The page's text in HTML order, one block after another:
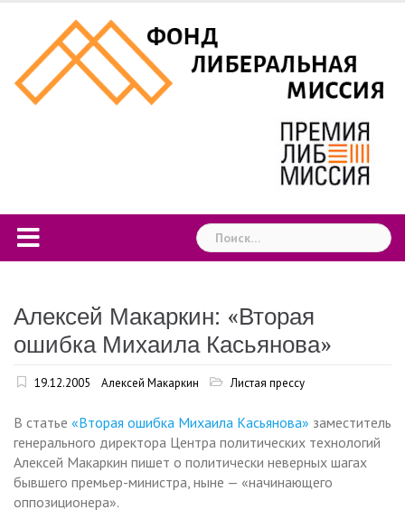
content
Найти:
Алексей Макаркин: «Вторая
ошибка Михаила Касьянова»
19.12.2005 Алексей Макаркин Листая прессу
В статье «Вторая ошибка Михаила Касьянова» заместитель
генерального директора Центра политических технологий
Алексей Макаркин пишет о политически неверных шагах
бывшего премьер-министра, ныне — «начинающего
оппозиционера».